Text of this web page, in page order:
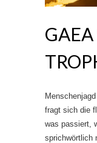
GAEA
fragt sich die
was passiert,
sprichwörtlich